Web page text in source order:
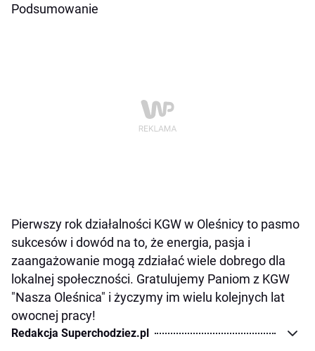
Podsumowanie
Pierwszy rok działalności KGW w Oleśnicy to pasmo
sukcesów i dowód na to, że energia, pasja i
zaangażowanie mogą zdziałać wiele dobrego dla
lokalnej społeczności. Gratulujemy Paniom z KGW
"Nasza Oleśnica" i życzymy im wielu kolejnych lat
owocnej pracy!
Redakcja Superchodziez.pl